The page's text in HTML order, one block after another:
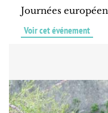
Journées
Voir cet événement